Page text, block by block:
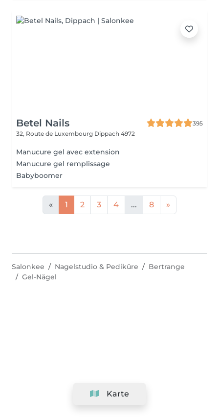
Betel Nails
395
32, Route de Luxembourg Dippach 4972
Manucure gel avec extension
Manucure gel remplissage
Babyboomer
« 1 2 3 4 ... 8 »
Karte
Salonkee Nagelstudio & Pediküre
Bertrange
Gel-Nägel